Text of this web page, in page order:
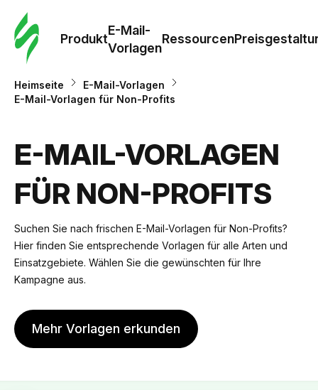
Produkt
E-Mail-
Vorlagen
Ressourcen
Heimseite
E-Mail-Vorlagen
E-Mail-Vorlagen für Non-Profits
E-MAIL-VORLAGEN
FÜR NON-PROFITS
Suchen Sie nach frischen E-Mail-Vorlagen für Non-Profits?
Hier finden Sie entsprechende Vorlagen für alle Arten und
Einsatzgebiete. Wählen Sie die gewünschten für Ihre
Kampagne aus.
Mehr Vorlagen erkunden